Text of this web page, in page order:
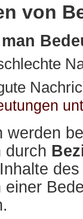
von
werden
durch
einer